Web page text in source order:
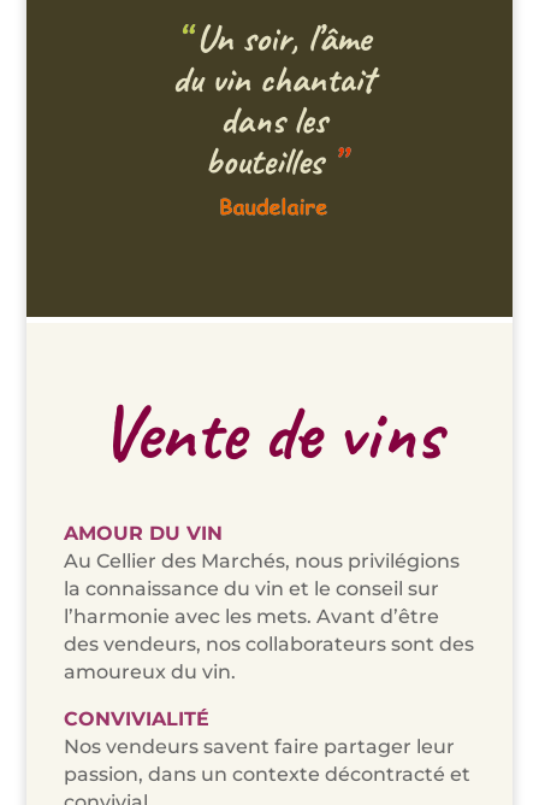
Vente de vins
AMOUR DU VIN
Au Cellier des Marchés, nous privilégions
la connaissance du vin et le conseil sur
l’harmonie avec les mets. Avant d’être
des vendeurs, nos collaborateurs sont des
amoureux du vin.
CONVIVIALITÉ
Nos vendeurs savent faire partager leur
passion, dans un contexte décontracté et